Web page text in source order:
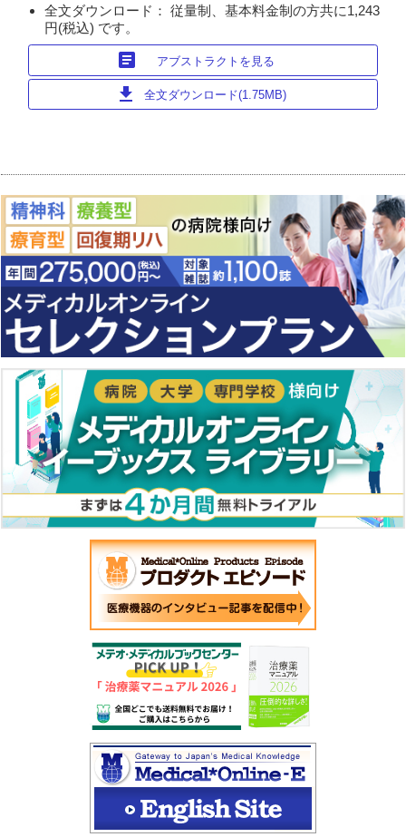
全文ダウンロード： 従量制、基本料金制の方共に1,243
円(税込) です。
article アブストラクトを見る
download 全文ダウンロード(1.75MB)